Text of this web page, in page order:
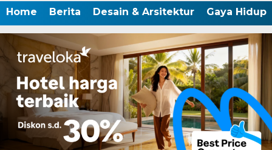
Home Berita Desain & Arsitektur Gaya Hidup